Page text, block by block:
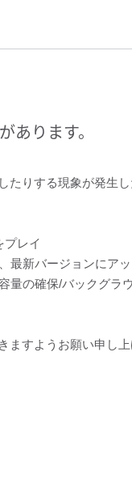
あります。
りする現象が発生し
プレイ
最新バージョンにア
量の確保/バックグ
ますようお願い申し